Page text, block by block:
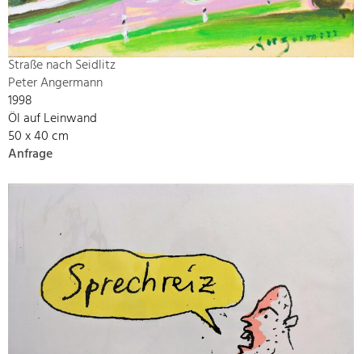
Straße nach Seidlitz
Peter Angermann
1998
Öl auf Leinwand
50 x 40 cm
Anfrage